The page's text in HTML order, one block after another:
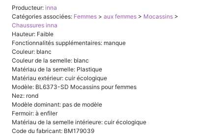
Producteur: inna
Catégories associées: Femmes > aux femmes > Mocassins >
Chaussures inna
Hauteur: Faible
Fonctionnalités supplémentaires: manque
Couleur: blanc
Couleur de la semelle: blanc
Matériau de la semelle: Plastique
Matériau extérieur: cuir écologique
Modèle: BL6373-SD Mocassins pour femmes
Nez: rond
Modèle dominant: pas de modèle
Fermoir: à enfiler
Matériau de la semelle intérieure: cuir écologique
Code du fabricant: BM179039